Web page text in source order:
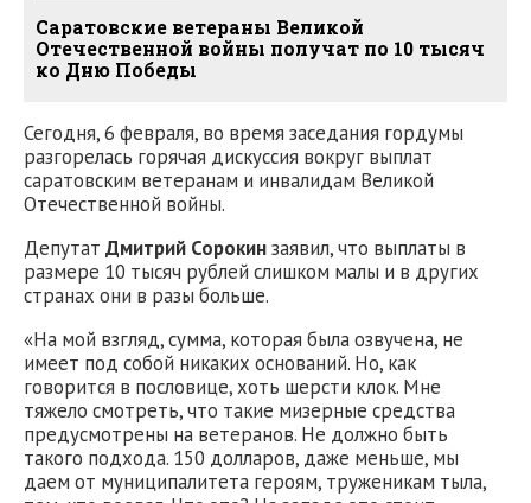
Саратовские ветераны Великой
Отечественной войны получат по 10 тысяч
ко Дню Победы
Сегодня, 6 февраля, во время заседания гордумы
разгорелась горячая дискуссия вокруг выплат
саратовским ветеранам и инвалидам Великой
Отечественной войны.
Депутат Дмитрий Сорокинзаявил, что выплаты в
размере 10 тысяч рублей слишком малы и в других
странах они в разы больше.
«На мой взгляд, сумма, которая была озвучена, не
имеет под собой никаких оснований. Но, как
говорится в пословице, хоть шерсти клок. Мне
тяжело смотреть, что такие мизерные средства
предусмотрены на ветеранов. Не должно быть
такого подхода. 150 долларов, даже меньше, мы
даем от муниципалитета героям, труженикам тыла,